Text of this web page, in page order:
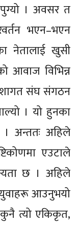
पुग्यो । अवसर त
भएन–भएन
नेतालाई खुसी
आवाज विभिन्न
संघ संगठन
। यो हुनका
। अन्ततः अहिले
एउटाले
छ । अहिले
युवाहरू आउनुभयो
त्यो एकिकृत,